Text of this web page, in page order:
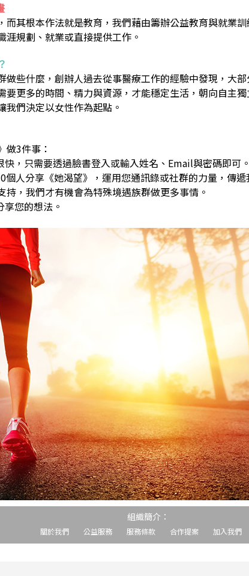
而其根本作法就是教育，我們藉由籌辦公益教育與就業
規劃、就業或直接提供工作。
做些什麼，創辦人過去從事醫療工作的經驗中發現，大
要更多的時間、精力與資源，才能穩定生活，朝向自主
們決定以女性作為起點。
做3件事：
，只需要透過臉書登入或輸入姓名、Email與密碼即可。
個人分享《她渴望》，運用您通訊錄或社群的力量，傳遞
，我們才有機會為特殊境遇族群做更多事情。
您的想法。
組織簡介：
關於我們 公益服務 服務條款 合作提案 加入我們